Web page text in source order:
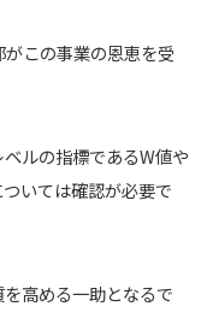
この事業の恩恵を受
ルの指標であるW値や
いては確認が必要で
高める一助となるで